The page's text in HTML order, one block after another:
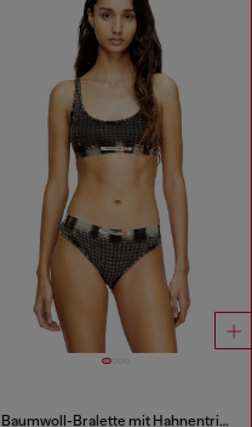
Baumwoll-Bralette mit Hahnentrittmuster